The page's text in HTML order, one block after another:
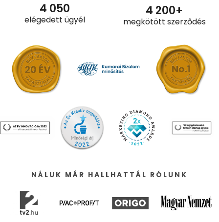
elégedett ügyél
4 050
megkötött szerződés
4 200+
NÁLUK MÁR HALLHATTÁL RÓLUNK